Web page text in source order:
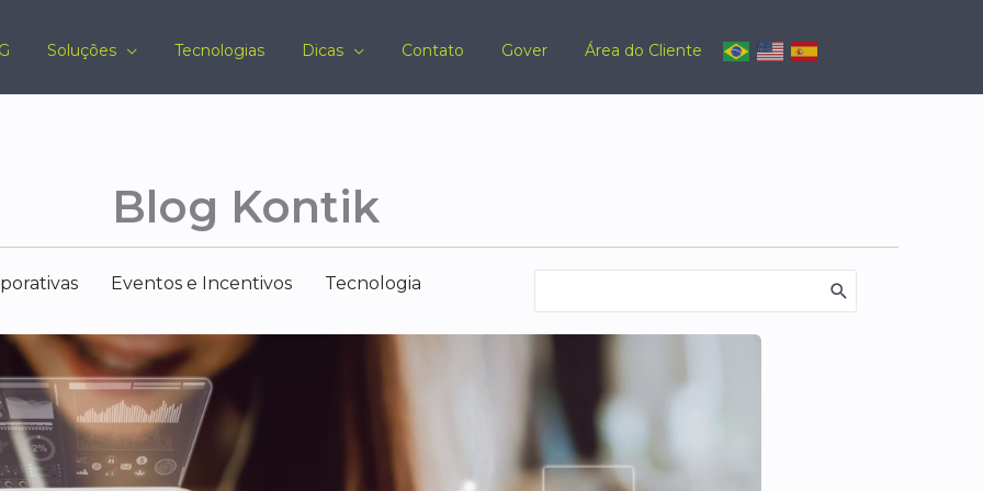
Soluções Tecnologias Dicas Contato Gover Área do Cliente
Blog Kontik
Eventos e Incentivos Tecnologia